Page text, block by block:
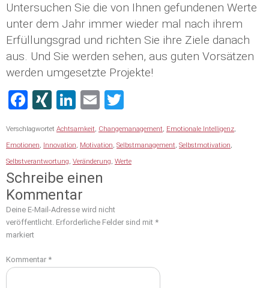
Untersuchen Sie die von Ihnen gefundenen Werte
unter dem Jahr immer wieder mal nach ihrem
Erfüllungsgrad und richten Sie ihre Ziele danach
aus. Und Sie werden sehen, aus guten Vorsätzen
werden umgesetzte Projekte!
Facebook
XINGLinkedIn
Email
Verschlagwortet Achtsamkeit, Changemanagement, Emotionale Intelligenz,
Emotionen, Innovation, Motivation, Selbstmanagement, Selbstmotivation,
Selbstverantwortung, Veränderung, Werte
Schreibe einen
Kommentar
Deine E-Mail-Adresse wird nicht
veröffentlicht. Erforderliche Felder sind mit *
markiert
Kommentar *